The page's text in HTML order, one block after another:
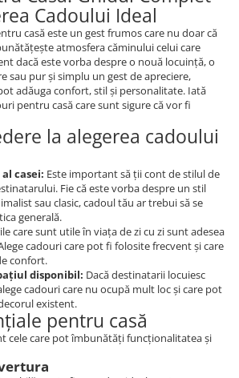
Cadoului Ideal
casă este un gest frumos care nu doar că
atmosfera căminului celui care
dacă este vorba despre o nouă locuință, o
sau pur și simplu un gest de apreciere,
adăuga confort, stil și personalitate. Iată
pentru casă care sunt sigure că vor fi
la alegerea cadoului
casei: Este important să ții cont de stilul de
Fie că este vorba despre un stil
sau clasic, cadoul tău ar trebui să se
generală.
care sunt utile în viața de zi cu zi sunt adesea
cadouri care pot fi folosite frecvent și care
confort.
disponibil: Dacă destinatarii locuiesc
cadouri care nu ocupă mult loc și care pot
existent.
pentru casă
cele care pot îmbunătăți funcționalitatea și